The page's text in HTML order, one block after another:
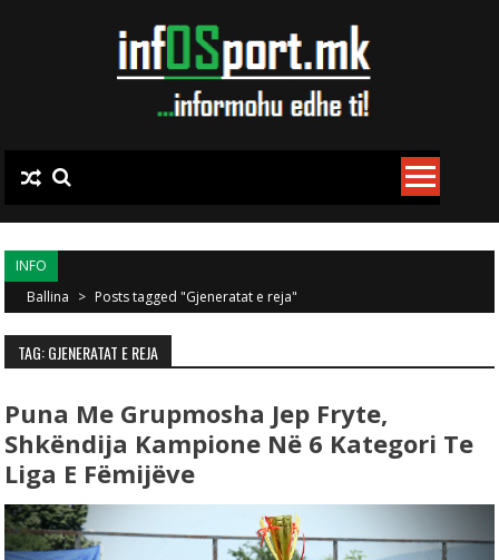
INFO
Ballina > Posts tagged "Gjeneratat e reja"
TAG: GJENERATAT E REJA
Puna Me Grupmosha Jep Fryte,
Shkëndija Kampione Në 6 Kategori Te
Liga E Fëmijëve